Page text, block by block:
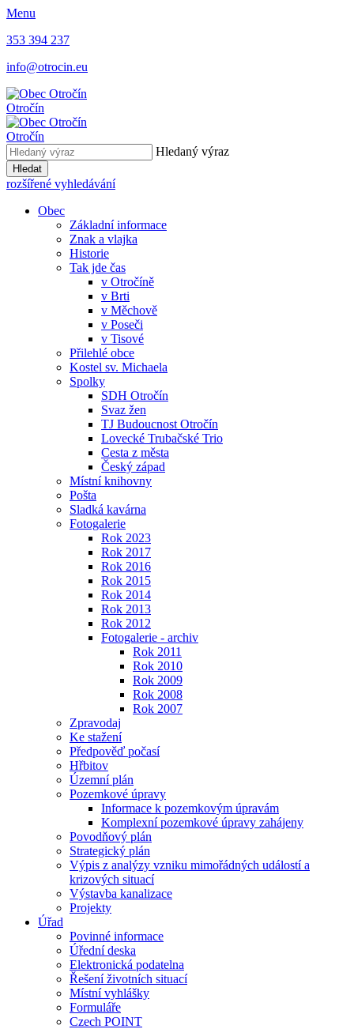
Menu
353 394 237
info@otrocin.eu
Otročín
Otročín
Hledaný výraz
Hledat
rozšířené vyhledávání
Obec
Základní informace
Znak a vlajka
Historie
Tak jde čas
v Otročíně
v Brti
v Měchově
v Poseči
v Tisové
Přilehlé obce
Kostel sv. Michaela
Spolky
SDH Otročín
Svaz žen
TJ Budoucnost Otročín
Lovecké Trubačské Trio
Cesta z města
Český západ
Místní knihovny
Pošta
Sladká kavárna
Fotogalerie
Rok 2023
Rok 2017
Rok 2016
Rok 2015
Rok 2014
Rok 2013
Rok 2012
Fotogalerie - archiv
Rok 2011
Rok 2010
Rok 2009
Rok 2008
Rok 2007
Zpravodaj
Ke stažení
Předpověď počasí
Hřbitov
Územní plán
Pozemkové úpravy
Informace k pozemkovým úpravám
Komplexní pozemkové úpravy zahájeny
Povodňový plán
Strategický plán
Výpis z analýzy vzniku mimořádných událostí a
krizových situací
Výstavba kanalizace
Projekty
Úřad
Povinné informace
Úřední deska
Elektronická podatelna
Řešení životních situací
Místní vyhlášky
Formuláře
Czech POINT